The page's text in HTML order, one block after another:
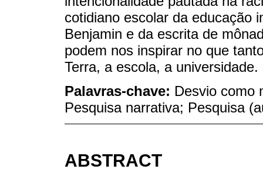
cotidiano escolar da educação
Benjamin e da escrita de
podem nos inspirar no que
Terra, a escola, a universidade.
Palavras-chave: Desvio como
Pesquisa narrativa; Pesquisa
ABSTRACT